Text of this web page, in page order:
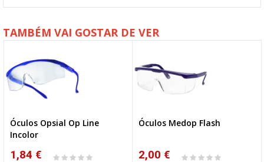
TAMBÉM VAI GOSTAR DE VER
Óculos Opsial Op Line
Incolor
1,84 €
Óculos Medop Flash
2,00 €